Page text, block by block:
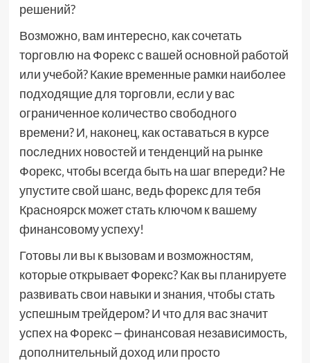
решений?
Возможно‚ вам интересно‚ как сочетать
торговлю на Форекс с вашей основной работой
или учебой? Какие временные рамки наиболее
подходящие для торговли‚ если у вас
ограниченное количество свободного
времени? И‚ наконец‚ как оставаться в курсе
последних новостей и тенденций на рынке
Форекс‚ чтобы всегда быть на шаг впереди? Не
упустите свой шанс‚ ведь форекс для тебя
Красноярск может стать ключом к вашему
финансовому успеху!
Готовы ли вы к вызовам и возможностям‚
которые открывает Форекс? Как вы планируете
развивать свои навыки и знания‚ чтобы стать
успешным трейдером? И что для вас значит
успех на Форекс ౼ финансовая независимость‚
дополнительный доход или просто